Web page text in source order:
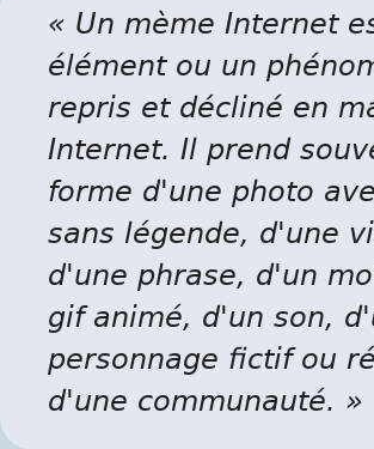
« Un mème Internet
élément ou un
repris et décliné en
Internet. Il prend
forme d'une photo
sans légende, d'une
d'une phrase, d'un
gif animé, d'un son,
personnage fictif ou
d'une communauté. »